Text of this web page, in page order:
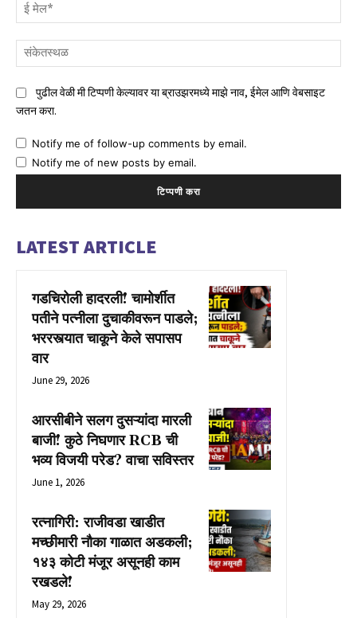
पुढील वेळी मी टिप्पणी केल्यावर या ब्राउझरमध्ये माझे नाव, ईमेल आणि वेबसाइट
जतन करा.
Notify me of follow-up comments by email.
Notify me of new posts by email.
LATEST ARTICLE
गडचिरोली हादरली! चामोर्शीत
पतीने पत्नीला दुचाकीवरून पाडले;
भररस्त्यात चाकूने केले सपासप
वार
June 29, 2026
आरसीबीने सलग दुसऱ्यांदा मारली
बाजी! कुठे निघणार RCB ची
भव्य विजयी परेड? वाचा सविस्तर
June 1, 2026
रत्नागिरी: राजीवडा खाडीत
मच्छीमारी नौका गाळात अडकली;
१४३ कोटी मंजूर असूनही काम
रखडले!
May 29, 2026